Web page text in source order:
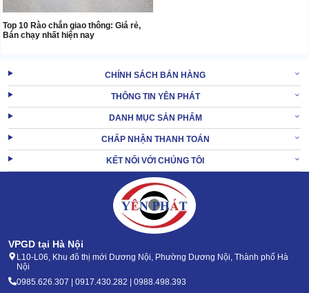
Top 10 Rào chắn giao thông: Giá rẻ,
Bán chạy nhất hiện nay
CHÍNH SÁCH BÁN HÀNG
THÔNG TIN YÊN PHÁT
DANH MỤC SẢN PHẨM
CHẤP NHẬN THANH TOÁN
KẾT NỐI VỚI CHÚNG TÔI
VPGD tại Hà Nội
L10-L06, Khu đô thị mới Dương Nội, Phường Dương Nội, Thành phố Hà
Nội
0985.626.307 | 0917.430.282 | 0988.498.393